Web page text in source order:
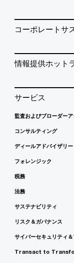
コーポレートサ
情報提供ホット
サービス
監査およびブローダー
コンサルティング
ディールアドバイザリー
フォレンジック
税務
法務
サステナビリティ
リスク＆ガバナンス
サイバーセキュリティ
Transact to